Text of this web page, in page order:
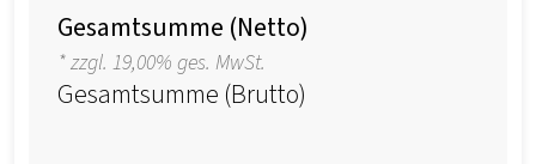
Gesamtsumme (Netto)
* zzgl. 19,00% ges. MwSt.
Gesamtsumme (Brutto)